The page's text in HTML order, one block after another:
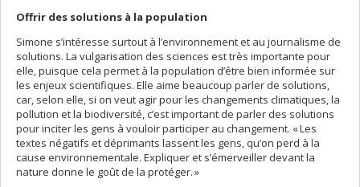
Offrir des solutions à la population
Simone s’intéresse surtout à l’environnement et au journalisme de
solutions. La vulgarisation des sciences est très importante pour
elle, puisque cela permet à la population d’être bien informée sur
les enjeux scientifiques. Elle aime beaucoup parler de solutions,
car, selon elle, si on veut agir pour les changements climatiques, la
pollution et la biodiversité, c’est important de parler des solutions
pour inciter les gens à vouloir participer au changement. « Les
textes négatifs et déprimants lassent les gens, qu’on perd à la
cause environnementale. Expliquer et s’émerveiller devant la
nature donne le goût de la protéger. »